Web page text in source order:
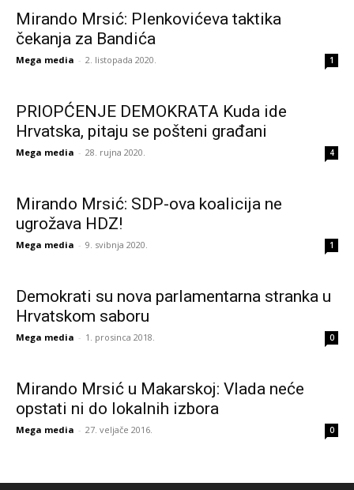
Mirando Mrsić: Plenkovićeva taktika
čekanja za Bandića
Mega media - 2. listopada 2020. 1
PRIOPĆENJE DEMOKRATA Kuda ide
Hrvatska, pitaju se pošteni građani
Mega media - 28. rujna 2020. 4
Mirando Mrsić: SDP-ova koalicija ne
ugrožava HDZ!
Mega media - 9. svibnja 2020. 1
Demokrati su nova parlamentarna stranka u
Hrvatskom saboru
Mega media - 1. prosinca 2018. 0
Mirando Mrsić u Makarskoj: Vlada neće
opstati ni do lokalnih izbora
Mega media - 27. veljače 2016. 0